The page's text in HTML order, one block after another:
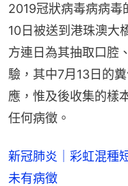
2019冠狀病毒病病毒
10日被送到港珠澳大
方連日為其抽取口腔
驗，其中7月13日的
應，惟及後收集的樣
任何病徵。
新冠肺炎｜彩虹混種
未有病徵